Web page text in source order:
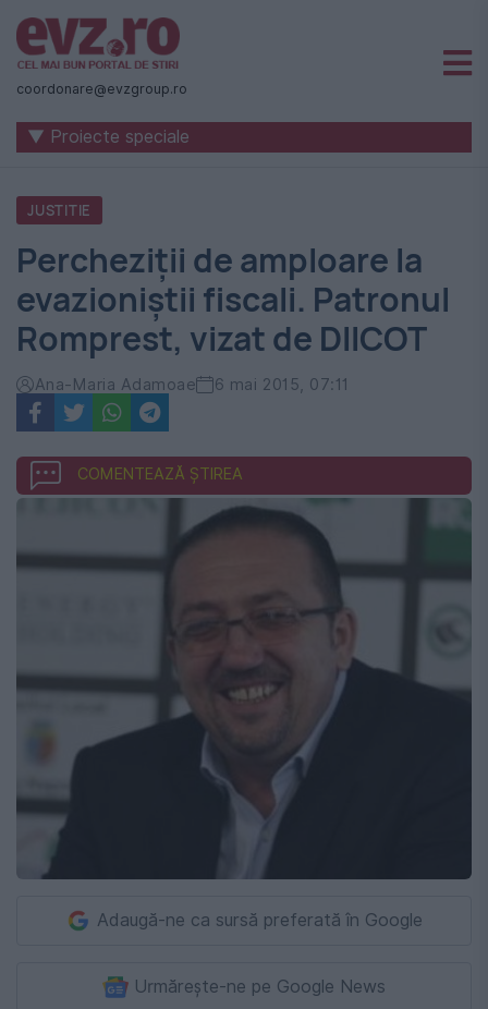
Știri
naționale
internaționale
România
-
Evenimentul
Zilei
coordonare@evzgroup.ro
▼ Proiecte speciale
JUSTITIE
Percheziții de amploare la
evazioniștii fiscali. Patronul
Romprest, vizat de DIICOT
Ana-Maria Adamoae 6 mai 2015, 07:11
COMENTEAZĂ ȘTIREA
Adaugă-ne ca sursă preferată în Google
Urmărește-ne pe Google News